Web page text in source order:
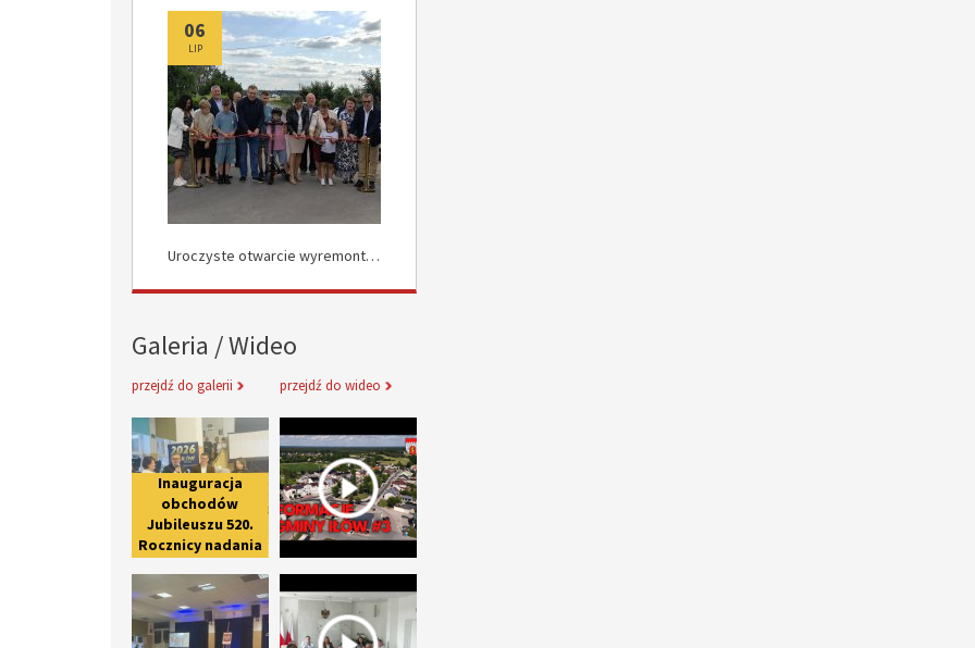
06
LIP
Uroczyste otwarcie wyremontowanych dróg w Załuskowie
Galeria / Wideo
przejdź do galerii przejdź do wideo
Inauguracja obchodów Jubileuszu 520. Rocznicy nadania praw miejskich Iłowowi - fotorelacja
Inauguracja
obchodów
Jubileuszu 520.
Rocznicy nadania
Iłowowi -
fotorelacja
Uroczystość zakończenia Roku Jubileuszowego upamiętniającego 800-lecie pierwszej wzmianki o Iłowie